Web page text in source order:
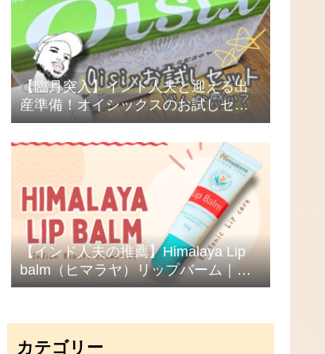
【臨月突入】インド人夫と迎える出
産準備！オイシックスのお試しセッ
トを頼んでみた
【インド人夫の推薦】Himalaya Lip
balm（ヒマラヤ）リップバーム｜海
外コスメのクセが心配な人必見！ひ
カテゴリー